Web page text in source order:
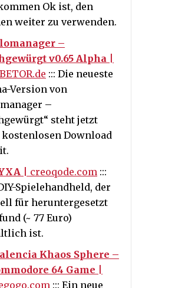
Ok ist, den
weiter zu verwenden.
–
v0.65 Alpha
::: Die neueste
Version von
–
steht jetzt
kostenlosen Download
| creoqode.com :::
Spielehandheld, der
für heruntergesetzt
(~ 77 Euro)
ist.
Khaos Sphere –
64 Game
::: Ein neue